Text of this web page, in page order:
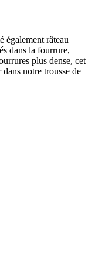
également râteau
dans la fourrure,
plus dense, cet
notre trousse de